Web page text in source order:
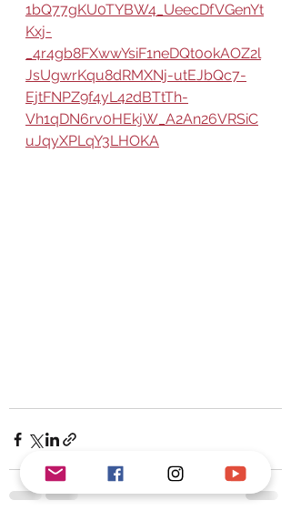
1bQ77gKU0TYBW4_UeecDfVGenYt
Kxj-
_4r4gb8FXwwYsiF1neDQt0okAOZ2l
JsUgwrKqu8dRMXNj-utEJbQc7-
EjtFNPZ9f4yL42dBTtTh-
Vh1qDN6rv0HEkjW_A2An26VRSiC
uJqyXPLqY3LHOKA